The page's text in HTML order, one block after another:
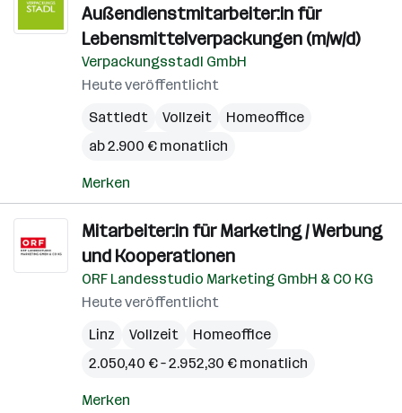
Außendienstmitarbeiter:in für
Lebensmittelverpackungen (m/w/d)
Verpackungsstadl GmbH
Heute veröffentlicht
Sattledt
Vollzeit
Homeoffice
ab 2.900 € monatlich
Merken
Mitarbeiter:in für Marketing / Werbung
und Kooperationen
ORF Landesstudio Marketing GmbH & CO KG
Heute veröffentlicht
Linz
Vollzeit
Homeoffice
2.050,40 € – 2.952,30 € monatlich
Merken